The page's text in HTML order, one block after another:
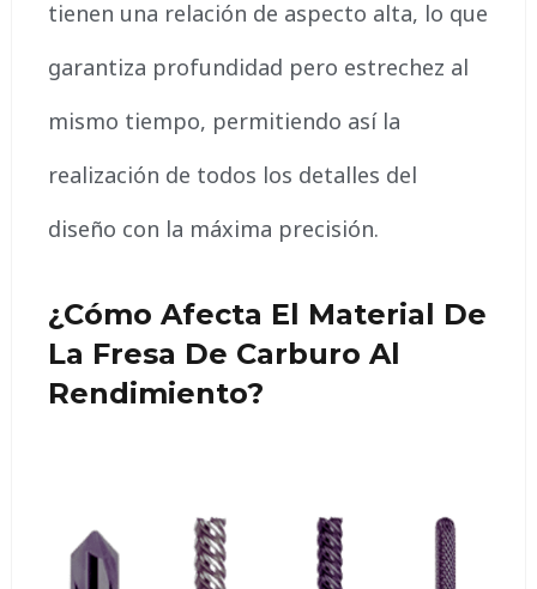
tienen una relación de aspecto alta, lo que
garantiza profundidad pero estrechez al
mismo tiempo, permitiendo así la
realización de todos los detalles del
diseño con la máxima precisión.
¿Cómo Afecta El Material De
La Fresa De Carburo Al
Rendimiento?